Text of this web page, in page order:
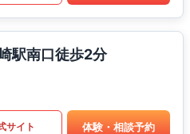
駅南口徒歩2分
サイト 体験・相談予約